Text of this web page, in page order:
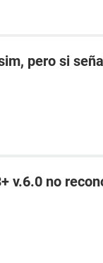
pero si
v.6.0 no